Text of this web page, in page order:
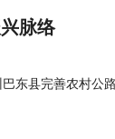
脉络
东县完善农村公